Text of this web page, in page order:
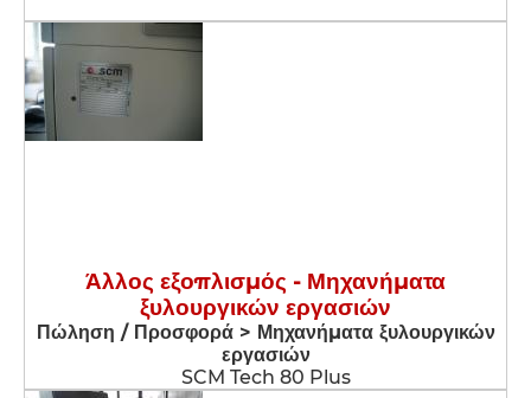
Άλλος εξοπλισμός - Μηχανήματα
ξυλουργικών εργασιών
Πώληση / Προσφορά > Μηχανήματα ξυλουργικών
εργασιών
SCM Tech 80 Plus